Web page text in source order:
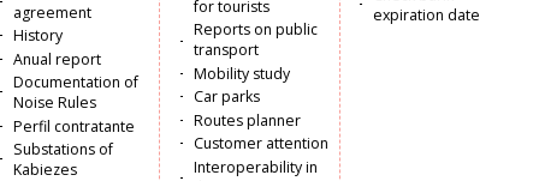
agreement
History
Anual report
Documentation of
Noise Rules
Perfil contratante
Substations of
Kabiezes
for tourists
Reports on public
transport
Mobility study
Car parks
Routes planner
Customer attention
Interoperability in
expiration date